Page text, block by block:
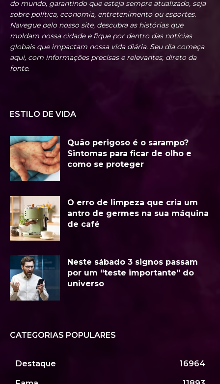
do mundo, garantindo que esteja sempre atualizado, seja
sobre política, economia, entretenimento ou esportes.
Navegue pelo nosso site, descubra as histórias que
moldam nossa cidade e fique por dentro das notícias
globais que impactam nossa vida diária. Seu dia começa
aqui, com informações precisas e relevantes, direto da
fonte.
ESTILO DE VIDA
Quão perigoso é o sarampo?
Sintomas para ficar de olho e
como se proteger
O erro de limpeza que cria um
antro de germes na sua máquina
de café
Neste sábado 3 signos passam
por um “teste importante” do
universo
CATEGORIAS POPULARES
Destaque 16964